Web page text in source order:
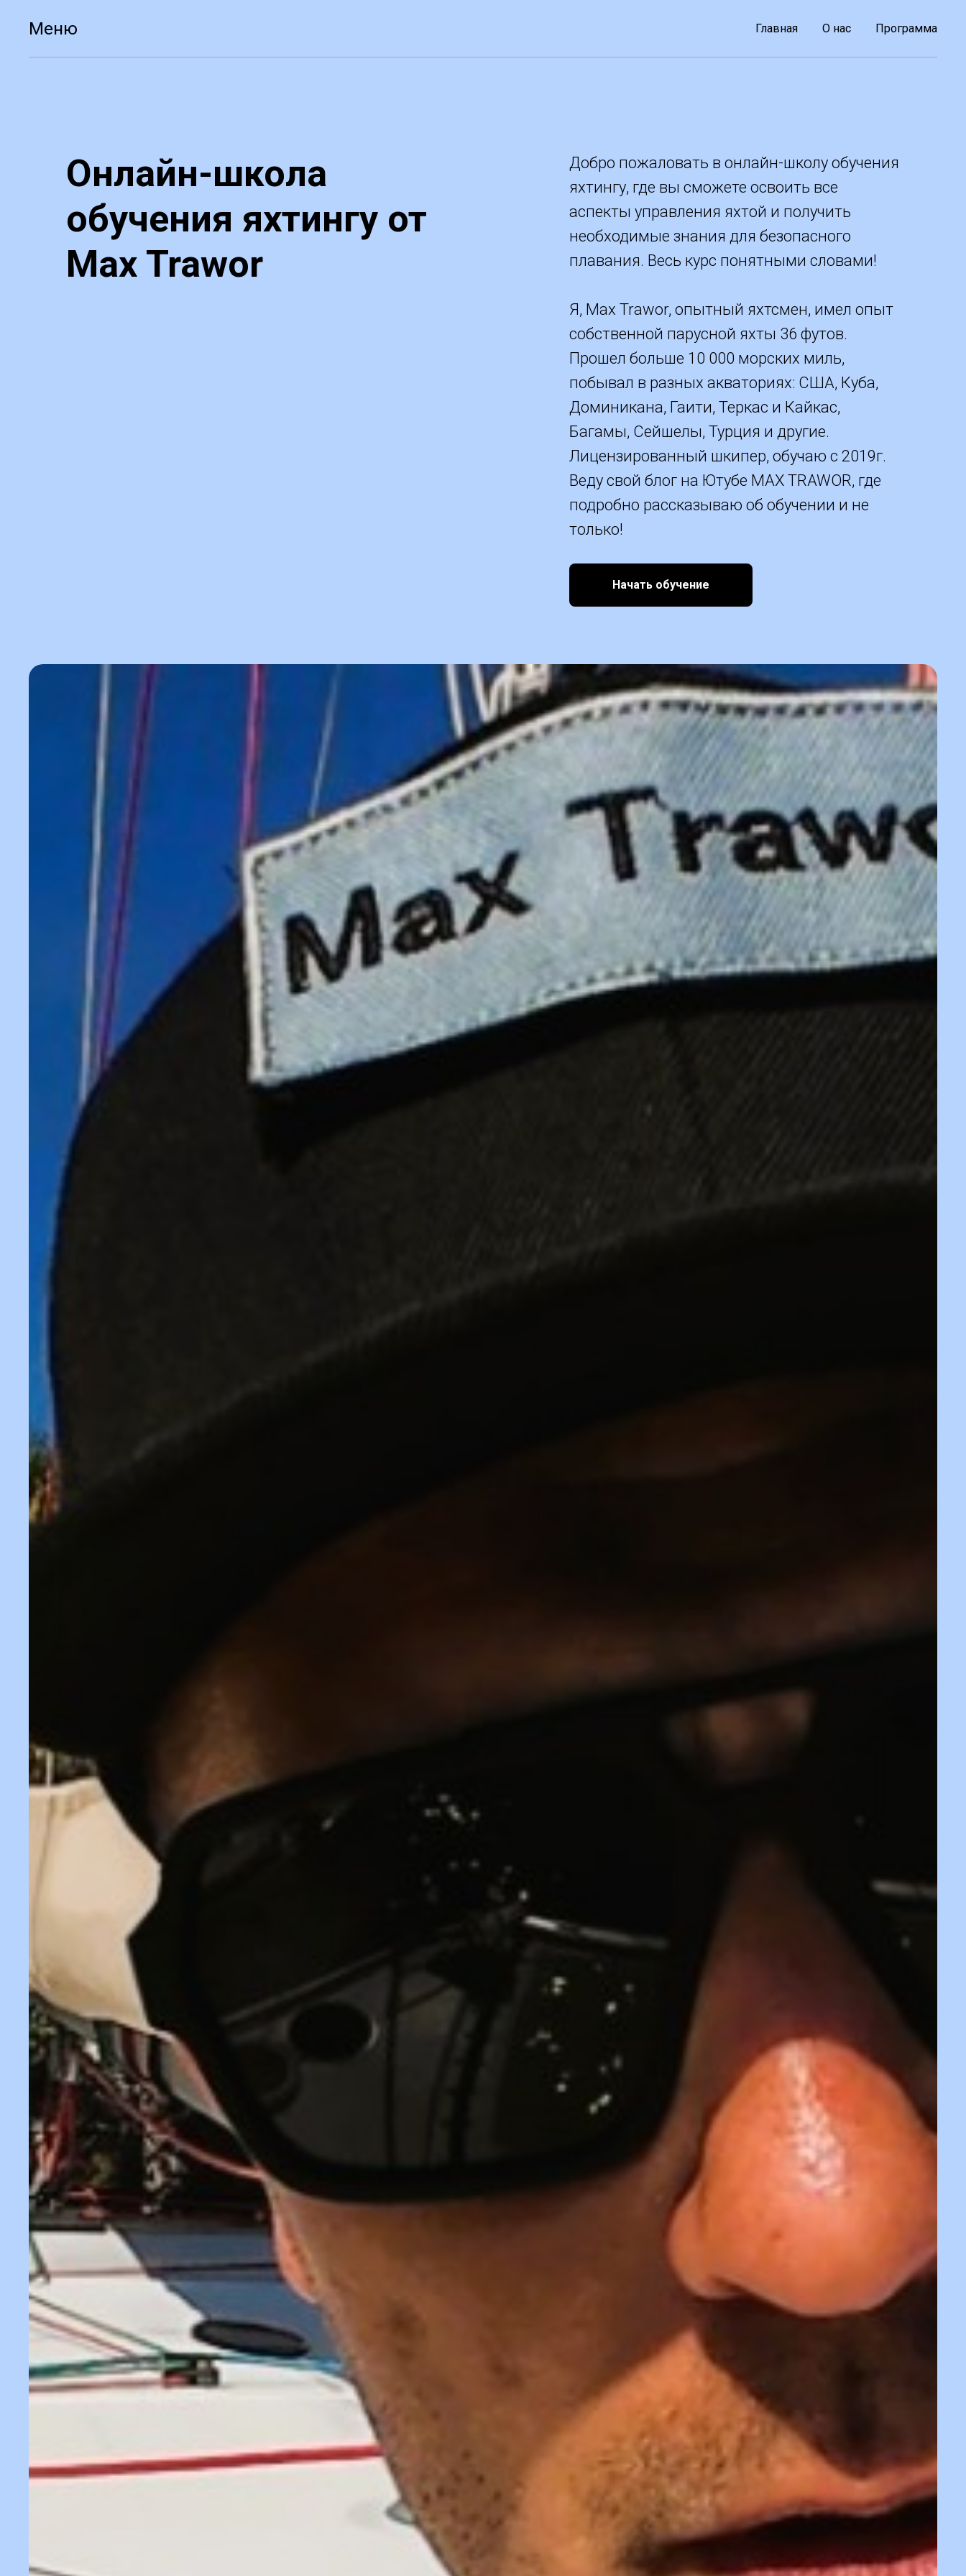
Меню Главная О нас Программа
Онлайн-школа
обучения яхтингу от
Max Trawor
Добро пожаловать в онлайн-школу обучения
яхтингу, где вы сможете освоить все
аспекты управления яхтой и получить
необходимые знания для безопасного
плавания. Весь курс понятными словами!
Я, Max Trawor, опытный яхтсмен, имел опыт
собственной парусной яхты 36 футов.
Прошел больше 10 000 морских миль,
побывал в разных акваториях: США, Куба,
Доминикана, Гаити, Теркас и Кайкас,
Багамы, Сейшелы, Турция и другие.
Лицензированный шкипер, обучаю с 2019г.
Веду свой блог на Ютубе MAX TRAWOR, где
подробно рассказываю об обучении и не
только!
Начать обучение